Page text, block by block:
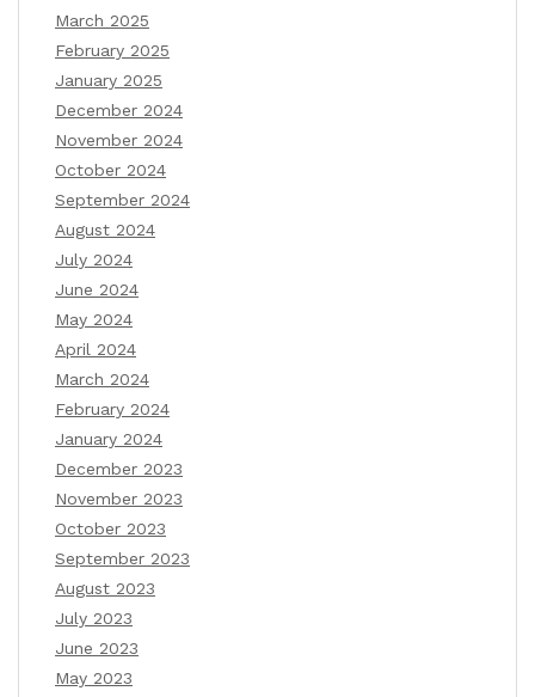
March 2025
February 2025
January 2025
December 2024
November 2024
October 2024
September 2024
August 2024
July 2024
June 2024
May 2024
April 2024
March 2024
February 2024
January 2024
December 2023
November 2023
October 2023
September 2023
August 2023
July 2023
June 2023
May 2023